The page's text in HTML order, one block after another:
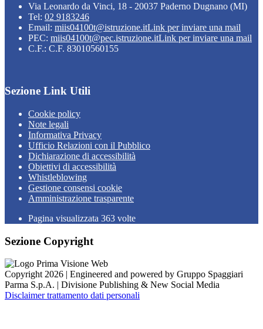
Via Leonardo da Vinci, 18 - 20037 Paderno Dugnano (MI)
Tel: 02 9183246
Email: miis04100t@istruzione.itLink per inviare una mail
PEC: miis04100t@pec.istruzione.itLink per inviare una mail
C.F.: C.F. 83010560155
Sezione Link Utili
Cookie policy
Note legali
Informativa Privacy
Ufficio Relazioni con il Pubblico
Dichiarazione di accessibilità
Obiettivi di accessibilità
Whistleblowing
Gestione consensi cookie
Amministrazione trasparente
Pagina visualizzata 363 volte
Sezione Copyright
Copyright 2026 | Engineered and powered by Gruppo Spaggiari
Parma S.p.A. | Divisione Publishing & New Social Media
Disclaimer trattamento dati personali